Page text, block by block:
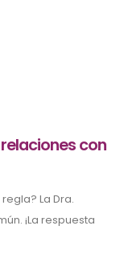
con
La Dra.
¡La respuesta